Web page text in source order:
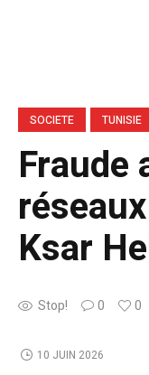
SOCIETE TUNISIE
Fraude
Ksar
Stop! 0 0
10 JUIN 2026